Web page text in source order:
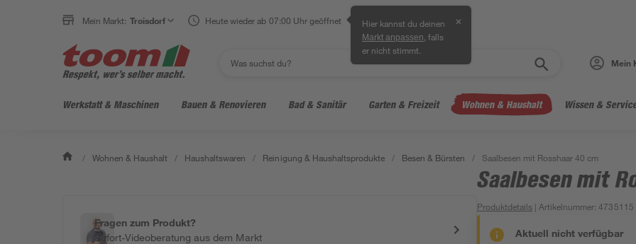
Mein Markt: Troisdorf Heute wieder ab 07:00 Uhr geöffnet Hier kannst du deinen
Markt anpassen , falls
er nicht stimmt.
✕
Mein
Werkstatt & Maschinen Bauen & Renovieren Bad & Sanitär Garten & Freizeit Wohnen & Haushalt Wissen &
/ Wohnen & Haushalt / Haushaltswaren / Reinigung & Haushaltsprodukte / Besen & Bürsten / Saalbesen mit Rosshaar 40 cm
Fragen zum Produkt?
Sofort-Videoberatung aus dem Markt
Saalbesen mit
Produktdetails | Artikelnummer:4735115
Aktuell nicht verfügbar